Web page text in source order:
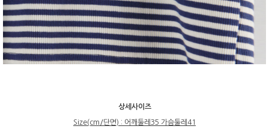
상세사이즈
Size(cm/단면) : 어깨둘레35 가슴둘레41